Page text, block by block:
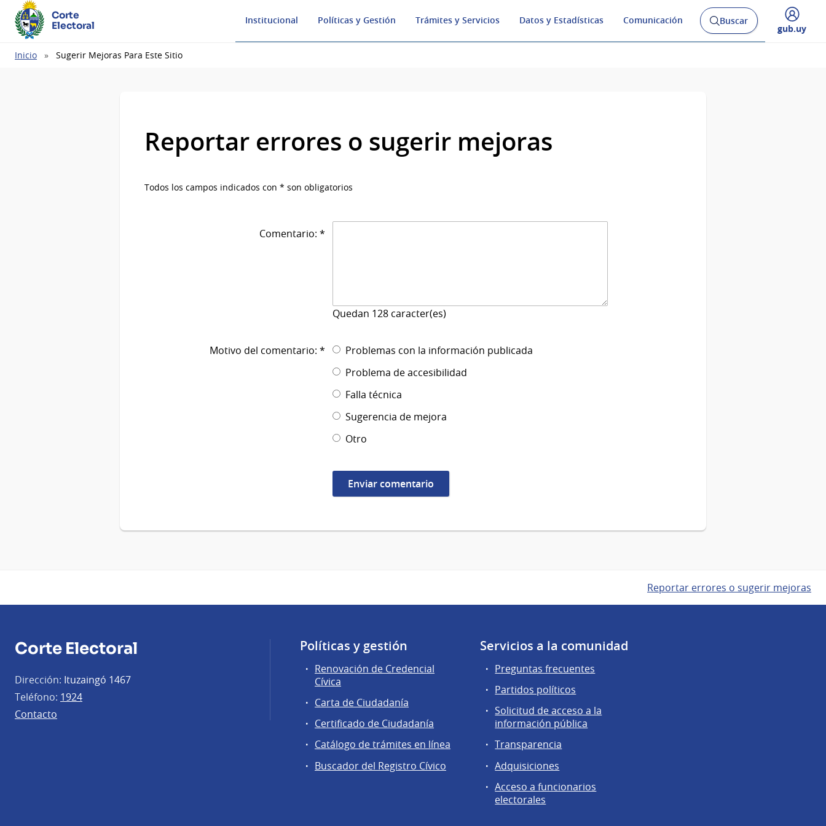
Corte
Electoral
Institucional Políticas y Gestión Trámites y Servicios Datos y Estadísticas Comunicación
Abrir
buscador
Buscar
Desplegar
gub.uy
Ruta
Inicio Sugerir Mejoras Para Este Sitio
Reportar errores o sugerir mejoras
Todos los campos indicados con * son obligatorios
Comentario: *
Quedan 128 caracter(es)
Motivo del comentario: *
Problemas con la información publicada
Problema de accesibilidad
Falla técnica
Sugerencia de mejora
Otro
Reportar errores o sugerir mejoras
Corte Electoral
Dirección: Ituzaingó 1467
Teléfono: 1924
Contacto
Políticas y gestión
Renovación de Credencial
Cívica
Carta de Ciudadanía
Certificado de Ciudadanía
Catálogo de trámites en línea
Buscador del Registro Cívico
Servicios a la comunidad
Preguntas frecuentes
Partidos políticos
Solicitud de acceso a la
información pública
Transparencia
Adquisiciones
Acceso a funcionarios
electorales